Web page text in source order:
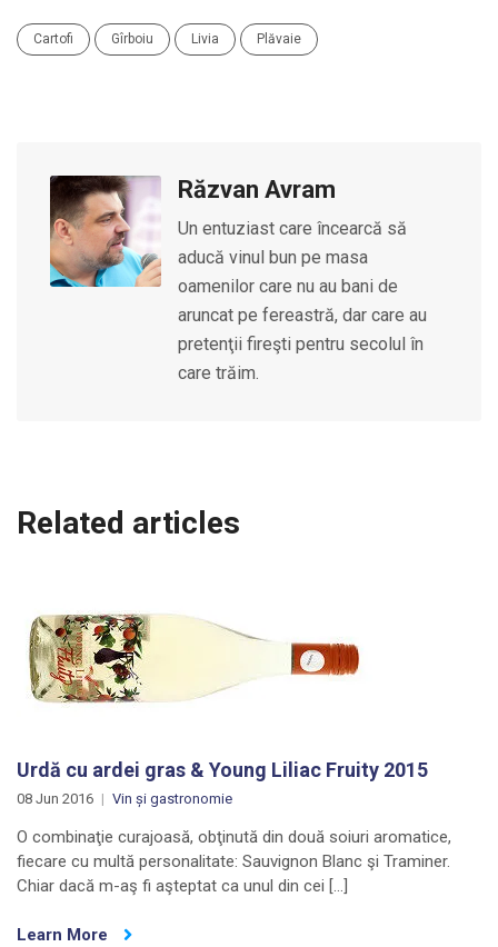
Cartofi Gîrboiu Livia Plăvaie
Răzvan Avram
Un entuziast care încearcă să
aducă vinul bun pe masa
oamenilor care nu au bani de
aruncat pe fereastră, dar care au
pretenţii fireşti pentru secolul în
care trăim.
Related articles
Urdă cu ardei gras & Young Liliac Fruity 2015
08 Jun 2016 Vin și gastronomie
O combinaţie curajoasă, obţinută din două soiuri aromatice,
fiecare cu multă personalitate: Sauvignon Blanc şi Traminer.
Chiar dacă m-aş fi aşteptat ca unul din cei […]
Learn More